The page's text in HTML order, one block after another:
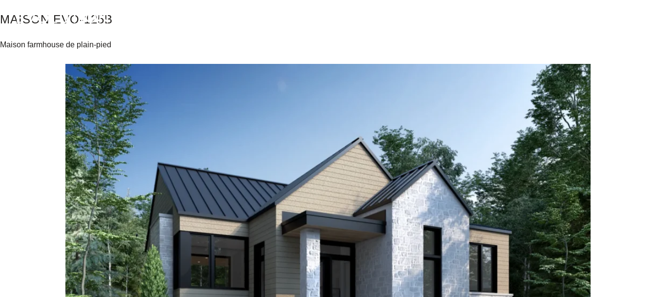
MAISON EVO-125B
Maison farmhouse de plain-pied